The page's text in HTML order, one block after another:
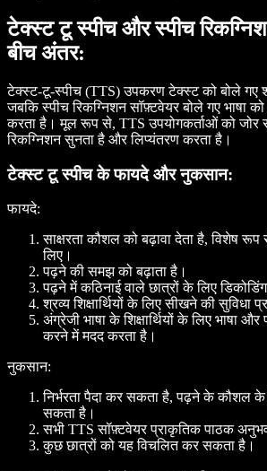
टेक्स्ट टू स्पीच और स्पीच
बीच अंतर:
टेक्स्ट-टू-स्पीच (TTS) उपकरण टेक्स्ट को बोले गए
जबकि स्पीच रिकग्निशन सॉफ़्टवेयर बोले गए भाषा
करता है। मूल रूप से, TTS उपयोगकर्ताओं को जोर
रिकग्निशन सुनता है और लिप्यंतरण करता है।
टेक्स्ट टू स्पीच के फायदे और नुकसान:
फायदे:
साक्षरता कौशल को बढ़ावा देता है, विशेष
लिए।
पढ़ने की समझ को बढ़ाता है।
पढ़ने में कठिनाई वाले छात्रों के लिए
श्रव्य शिक्षार्थियों के लिए सीखने की सुविधा
अंग्रेजी भाषा के शिक्षार्थियों के लिए भाषा
करने में मदद करता है।
नुकसान:
निर्भरता पैदा कर सकता है, पढ़ने के कौशल के
सकता है।
सभी TTS सॉफ़्टवेयर प्राकृतिक पाठक
कुछ छात्रों को यह विचलित कर सकता है।